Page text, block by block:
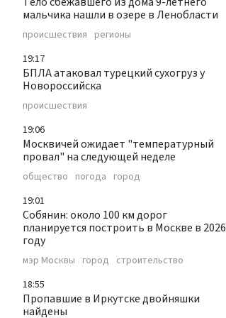
мальчика нашли в озере в Ленобласти
происшествия регионы
19:17
БПЛА атаковал турецкий сухогруз у
Новороссийска
происшествия
19:06
Москвичей ожидает "температурный
провал" на следующей неделе
общество погода город
19:01
Собянин: около 100 км дорог
планируется построить в Москве в 2026
году
мэр Москвы город строительство
18:55
Пропавшие в Иркутске двойняшки
найдены